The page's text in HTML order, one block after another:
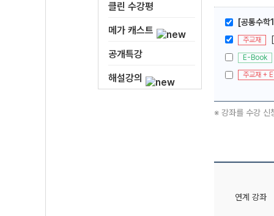
클린 수강평
메가 캐스트
공개특강
해설강의
[공통수학
주교재
E-Book
주교재 +
※ 강좌를 수강 신
연계 강좌